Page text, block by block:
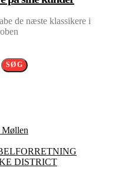
de næste klassikere i
SØG
Møllen
DISTRICT